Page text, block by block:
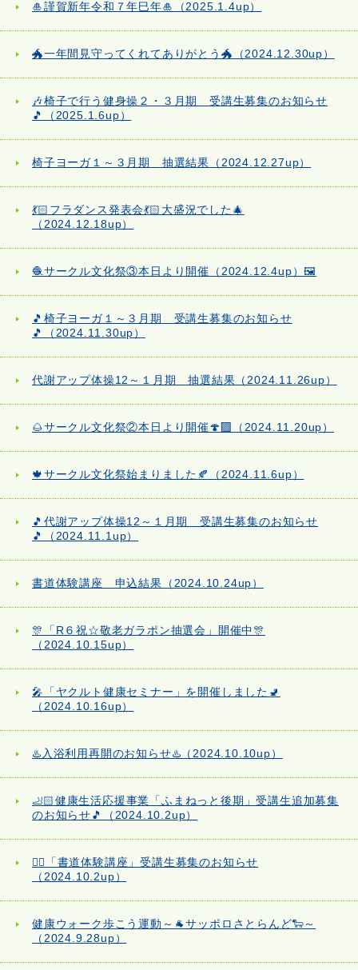
🎍謹賀新年令和７年巳年🎍（2025.1.4up）
🐲一年間見守ってくれてありがとう🐲（2024.12.30up）
🎶椅子で行う健身操２・３月期 受講生募集のお知らせ
🎵（2025.1.6up）
椅子ヨーガ１～３月期 抽選結果（2024.12.27up）
💃🏻フラダンス発表会💃🏻大盛況でした🎄
（2024.12.18up）
🧶サークル文化祭③本日より開催（2024.12.4up）🖼️
🎵椅子ヨーガ１～３月期 受講生募集のお知らせ
🎵（2024.11.30up）
代謝アップ体操12～１月期 抽選結果（2024.11.26up）
🌰サークル文化祭②本日より開催🍄‍🟫（2024.11.20up）
🍁サークル文化祭始まりました🍂（2024.11.6up）
🎵代謝アップ体操12～１月期 受講生募集のお知らせ
🎵（2024.11.1up）
書道体験講座 申込結果（2024.10.24up）
🎊「R６祝☆敬老ガラポン抽選会」開催中🎊
（2024.10.15up）
🎤「ヤクルト健康セミナー」を開催しました🚽
（2024.10.16up）
♨️入浴利用再開のお知らせ♨️（2024.10.10up）
🦶🏻健康生活応援事業「ふまねっと後期」受講生追加募集
のお知らせ🎵（2024.10.2up）
✍🏻「書道体験講座」受講生募集のお知らせ
（2024.10.2up）
健康ウォーク歩こう運動～🐐サッポロさとらんど🐑～
（2024.9.28up）